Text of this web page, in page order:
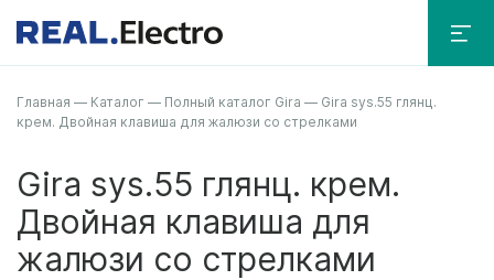
Главная — Каталог — Полный каталог Gira — Gira sys.55 глянц.
крем. Двойная клавиша для жалюзи со стрелками
Gira sys.55 глянц. крем.
Двойная клавиша для
жалюзи со стрелками